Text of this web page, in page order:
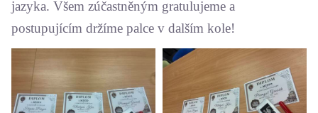
jazyka. Všem zúčastněným gratulujeme a
postupujícím držíme palce v dalším kole!